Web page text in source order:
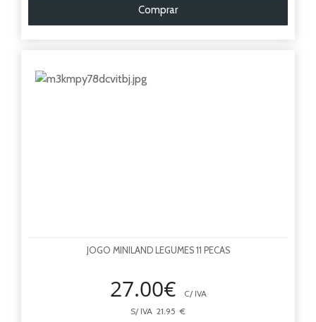
Comprar
JOGO MINILAND LEGUMES 11 PECAS
27.00€
C/ IVA
S/ IVA 21.95 €